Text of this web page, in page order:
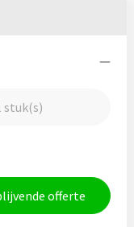
stuk(s)
offerte